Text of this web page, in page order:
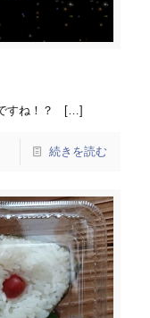
すね！？ […]
続きを読む